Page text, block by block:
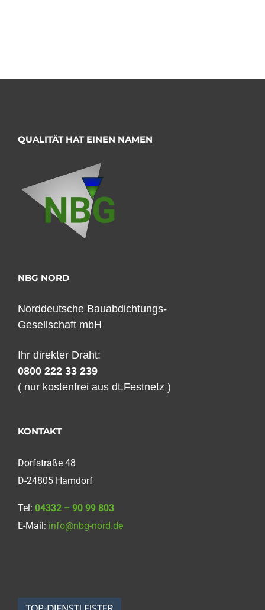
QUALITÄT HAT EINEN NAMEN
NBG NORD
Norddeutsche Bauabdichtungs-
Gesellschaft mbH
Ihr direkter Draht:
0800 222 33 239
( nur kostenfrei aus dt.Festnetz )
KONTAKT
Dorfstraße 48
D-24805 Hamdorf
Tel: 04332 – 90 99 803
E-Mail: info@nbg-nord.de
Norddeutsche